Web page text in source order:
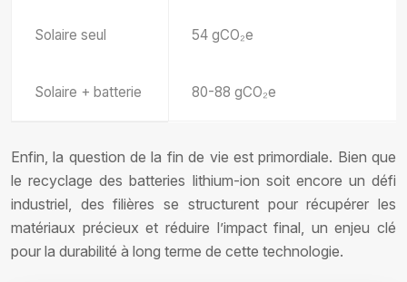
Solaire seul 54 gCO₂e
Solaire + batterie 80-88 gCO₂e
Enfin, la question de la fin de vie est primordiale. Bien que
le recyclage des batteries lithium-ion soit encore un défi
industriel, des filières se structurent pour récupérer les
matériaux précieux et réduire l’impact final, un enjeu clé
pour la durabilité à long terme de cette technologie.